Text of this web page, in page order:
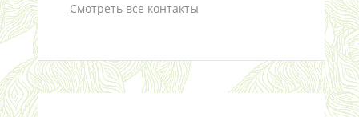
Смотреть все контакты